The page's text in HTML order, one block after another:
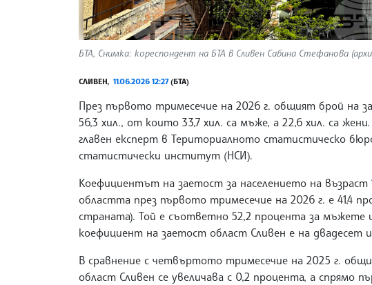
БТА, Снимка: кореспондент на БТА в Сливен Сабина Стефанова
СЛИВЕН, 11.06.2026 12:27(БТА)
През първото тримесечие на 2026 г. общият брой на
56,3 хил., от които 33,7 хил. са мъже, а 22,6 хил. са
главен експерт в Териториалното статистическо
статистически институт (НСИ).
Коефициентът на заетост за населението на възраст
областта през първото тримесечие на 2026 г. е 41,4
страната). Той е съответно 52,2 процента за мъжете
коефициент на заетост област Сливен е на
В сравнение с четвъртото тримесечие на 2025 г.
област Сливен се увеличава с 0,2 процента, а спрямо